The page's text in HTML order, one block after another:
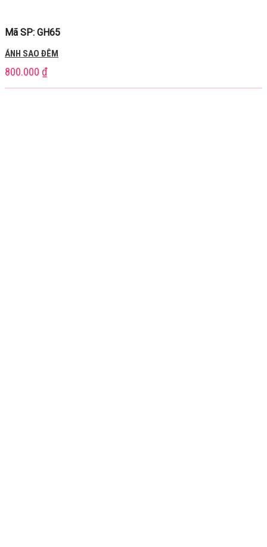
Mã SP: GH65
ÁNH SAO ĐÊM
800.000 ₫